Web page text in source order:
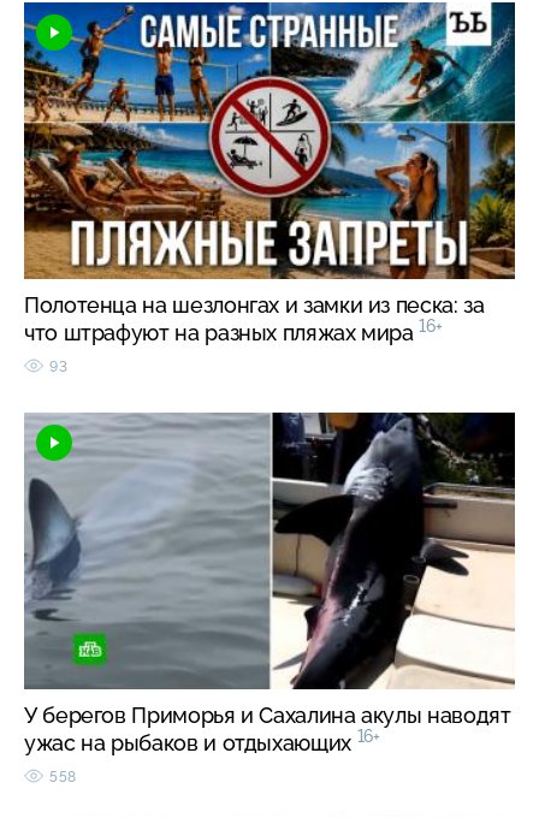
Полотенца на шезлонгах и замки из песка: за
что штрафуют на разных пляжах мира 16+
93
У берегов Приморья и Сахалина акулы наводят
ужас на рыбаков и отдыхающих 16+
558